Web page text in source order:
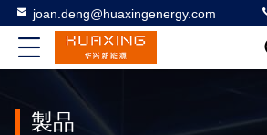
joan.deng@huaxingenergy.com
製品